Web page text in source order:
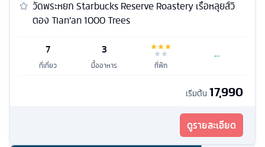
วัดพระหยก Starbucks Reserve Roastery เรือหลุยส์วิ
ตอง Tian’an 1000 Trees
7
ที่เที่ยว
3
มื้ออาหาร ที่พัก
เริ่มต้น 17,990
ดูรายละเอียด